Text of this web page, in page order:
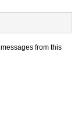
from this